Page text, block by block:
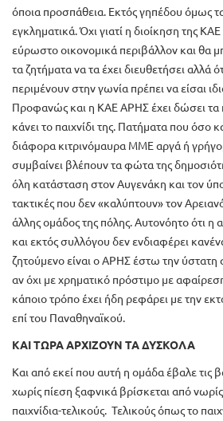
όποια προσπάθεια. Εκτός γηπέδου όμως
εγκληματικά. Όχι γιατί η διοίκηση της
εύρωστο οικονομικά περιβάλλον και θα
τα ζητήματα να τα έχει διευθετήσει αλλά
περιμένουν στην γωνία πρέπει να είσαι
Προφανώς και η ΚΑΕ ΑΡΗΣ έχει δώσει τα
κάνει το παιχνίδι της. Πατήματα που όσο
διάφορα κιτρινόμαυρα ΜΜΕ αργά ή
συμβαίνει βλέπουν τα φώτα της
όλη κατάσταση στον Αυγενάκη και τον
τακτικές που δεν «καλύπτουν» τον
άλλης ομάδος της πόλης. Αυτονόητο ότι
και εκτός συλλόγου δεν ενδιαφέρει
ζητούμενο είναι ο ΑΡΗΣ έστω την ύστατη
αν όχι με χρηματικό πρόστιμο με
κάποιο τρόπο έχει ήδη ρεφάρει με την
επί του Παναθηναϊκού.
ΚΑΙ ΤΩΡΑ ΑΡΧΙΖΟΥΝ ΤΑ ΔΥΣΚΟΛΑ
Και από εκεί που αυτή η ομάδα έβαλε τις
χωρίς πίεση ξαφνικά βρίσκεται από
παιχνίδια-τελικούς. Τελικούς όπως το